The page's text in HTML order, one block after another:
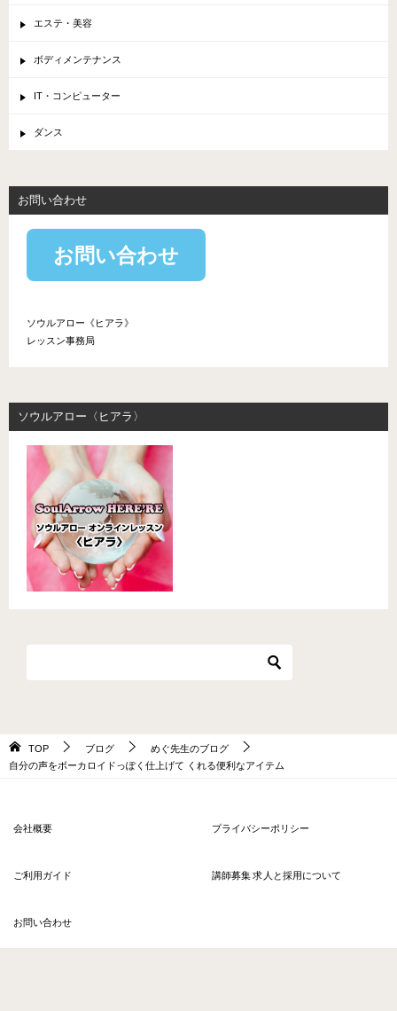
エステ・美容
ボディメンテナンス
IT・コンピューター
ダンス
お問い合わせ
お問い合わせ
ソウルアロー《ヒアラ》
レッスン事務局
ソウルアロー〈ヒアラ〉
TOP ブログ
めぐ先生のブログ
自分の声をボーカロイドっぽく仕上げて くれる便利なアイテム
会社概要 プライバシーポリシー
ご利用ガイド 講師募集 求人と採用について
お問い合わせ